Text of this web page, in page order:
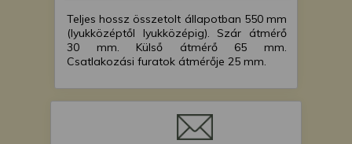
Teljes hossz összetolt állapotban 550 mm
(lyukközéptől lyukközépig). Szár átmérő
30 mm. Külső átmérő 65 mm.
Csatlakozási furatok átmérője 25 mm.